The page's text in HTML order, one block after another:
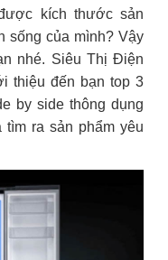
kích thước sản
sống của mình? Vậy
nhé. Siêu Thị Điện
thiệu đến bạn top 3
by side thông dụng
tìm ra sản phẩm yêu